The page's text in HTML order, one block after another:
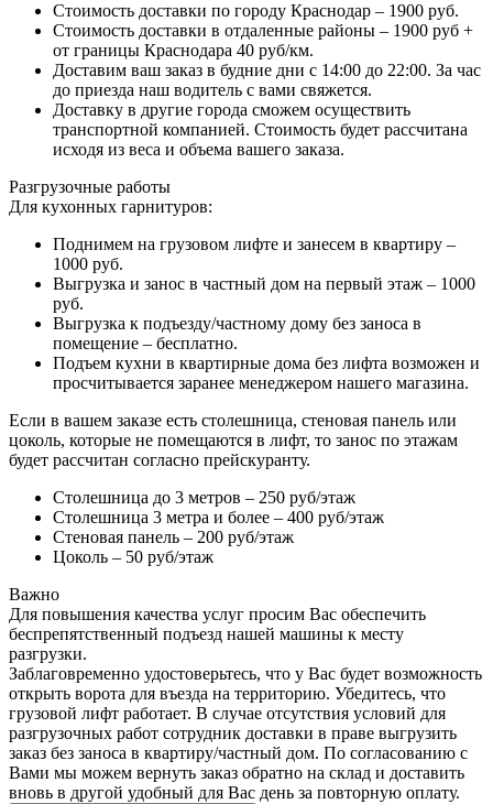
Стоимость доставки по городу Краснодар – 1900 руб.
Стоимость доставки в отдаленные районы – 1900 руб +
от границы Краснодара 40 руб/км.
Доставим ваш заказ в будние дни с 14:00 до 22:00. За час
до приезда наш водитель с вами свяжется.
Доставку в другие города сможем осуществить
транспортной компанией. Стоимость будет рассчитана
исходя из веса и объема вашего заказа.
Разгрузочные работы
Для кухонных гарнитуров:
Поднимем на грузовом лифте и занесем в квартиру –
1000 руб.
Выгрузка и занос в частный дом на первый этаж – 1000
руб.
Выгрузка к подъезду/частному дому без заноса в
помещение – бесплатно.
Подъем кухни в квартирные дома без лифта возможен и
просчитывается заранее менеджером нашего магазина.
Если в вашем заказе есть столешница, стеновая панель или
цоколь, которые не помещаются в лифт, то занос по этажам
будет рассчитан согласно прейскуранту.
Столешница до 3 метров – 250 руб/этаж
Столешница 3 метра и более – 400 руб/этаж
Стеновая панель – 200 руб/этаж
Цоколь – 50 руб/этаж
Важно
Для повышения качества услуг просим Вас обеспечить
беспрепятственный подъезд нашей машины к месту
разгрузки.
Заблаговременно удостоверьтесь, что у Вас будет возможность
открыть ворота для въезда на территорию. Убедитесь, что
грузовой лифт работает. В случае отсутствия условий для
разгрузочных работ сотрудник доставки в праве выгрузить
заказ без заноса в квартиру/частный дом. По согласованию с
Вами мы можем вернуть заказ обратно на склад и доставить
вновь в другой удобный для Вас день за повторную оплату.